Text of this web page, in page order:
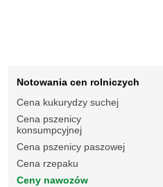
Notowania cen rolniczych
Cena kukurydzy suchej
Cena pszenicy
konsumpcyjnej
Cena pszenicy paszowej
Cena rzepaku
Ceny nawozów